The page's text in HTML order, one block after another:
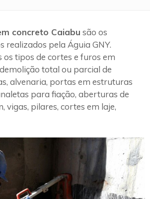
concreto Caiabu são os
realizados pela Águia GNY.
os tipos de cortes e furos em
total ou parcial de
alvenaria, portas em estruturas
para fiação, aberturas de
vigas, pilares, cortes em laje,